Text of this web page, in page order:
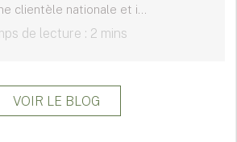
clientèle nationale et i...
de lecture : 2 mins
VOIR LE BLOG